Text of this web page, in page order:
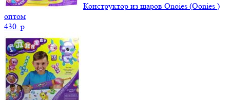
Конструктор из шаров Onoies (Oonies )
оптом
430. p